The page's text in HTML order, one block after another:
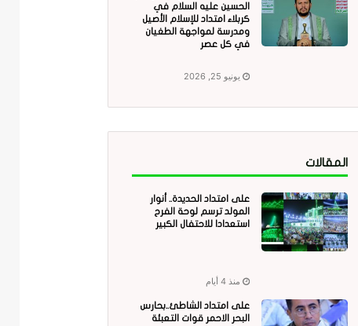
الحسين عليه السلام في
كربلاء امتداد للإسلام الأصيل
ومدرسة لمواجهة الطغيان
في كل عصر
يونيو 25, 2026
المقالات
على امتداد الحديدة.. أنوار
المولد ترسم لوحة الفرح
استعدادا للاحتفال الكبير
منذ 4 أيام
على امتداد الشاطئ..بحارس
البحر الاحمر قوات التعبئة